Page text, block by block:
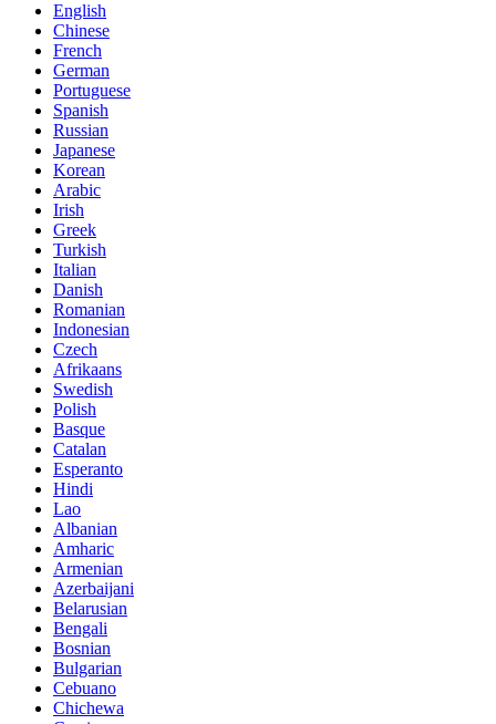
English
Chinese
French
German
Portuguese
Spanish
Russian
Japanese
Korean
Arabic
Irish
Greek
Turkish
Italian
Danish
Romanian
Indonesian
Czech
Afrikaans
Swedish
Polish
Basque
Catalan
Esperanto
Hindi
Lao
Albanian
Amharic
Armenian
Azerbaijani
Belarusian
Bengali
Bosnian
Bulgarian
Cebuano
Chichewa